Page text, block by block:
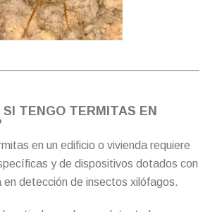
TENGO TERMITAS EN
en un edificio o vivienda requiere
y de dispositivos dotados con
en detección de insectos xilófagos.